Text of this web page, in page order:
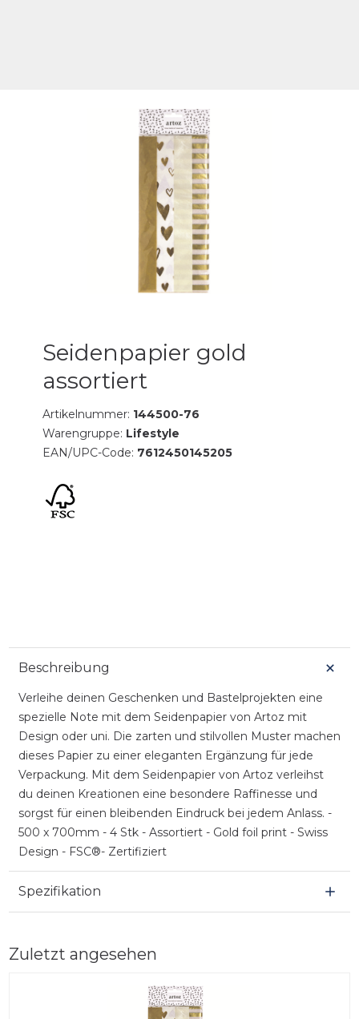
Seidenpapier gold
assortiert
Artikelnummer: 144500-76
Warengruppe: Lifestyle
EAN/UPC-Code: 7612450145205
Beschreibung
Verleihe deinen Geschenken und Bastelprojekten eine
spezielle Note mit dem Seidenpapier von Artoz mit
Design oder uni. Die zarten und stilvollen Muster machen
dieses Papier zu einer eleganten Ergänzung für jede
Verpackung. Mit dem Seidenpapier von Artoz verleihst
du deinen Kreationen eine besondere Raffinesse und
sorgst für einen bleibenden Eindruck bei jedem Anlass. -
500 x 700mm - 4 Stk - Assortiert - Gold foil print - Swiss
Design - FSC®- Zertifiziert
Spezifikation
Zuletzt angesehen